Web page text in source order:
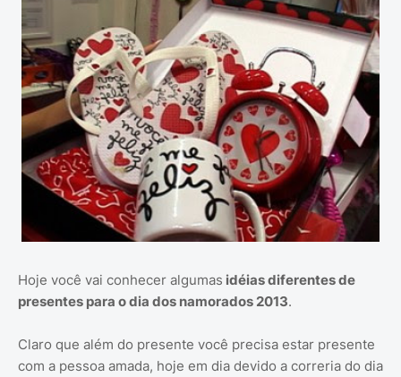
Hoje você vai conhecer algumas idéias diferentes de
presentes para o dia dos namorados 2013.
Claro que além do presente você precisa estar presente
com a pessoa amada, hoje em dia devido a correria do dia